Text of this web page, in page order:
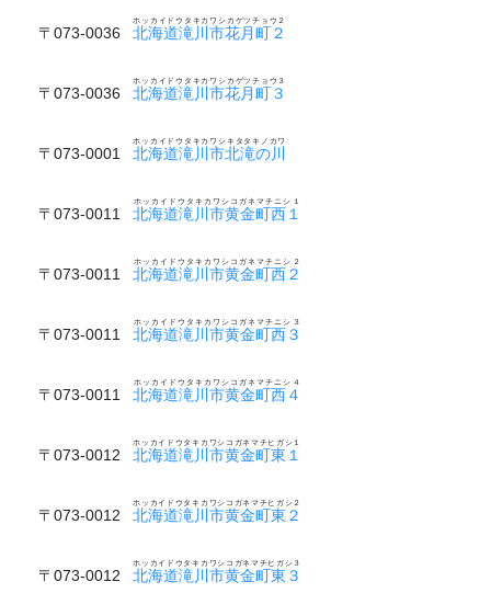
〒073-0036 北海道滝川市花月町２
ホッカイドウタキカワシカゲツチョウ２
〒073-0036 北海道滝川市花月町３
ホッカイドウタキカワシカゲツチョウ３
〒073-0001 北海道滝川市北滝の川
ホッカイドウタキカワシキタタキノカワ
〒073-0011 北海道滝川市黄金町西１
ホッカイドウタキカワシコガネマチニシ１
〒073-0011 北海道滝川市黄金町西２
ホッカイドウタキカワシコガネマチニシ２
〒073-0011 北海道滝川市黄金町西３
ホッカイドウタキカワシコガネマチニシ３
〒073-0011 北海道滝川市黄金町西４
ホッカイドウタキカワシコガネマチニシ４
〒073-0012 北海道滝川市黄金町東１
ホッカイドウタキカワシコガネマチヒガシ１
〒073-0012 北海道滝川市黄金町東２
ホッカイドウタキカワシコガネマチヒガシ２
〒073-0012 北海道滝川市黄金町東３
ホッカイドウタキカワシコガネマチヒガシ３